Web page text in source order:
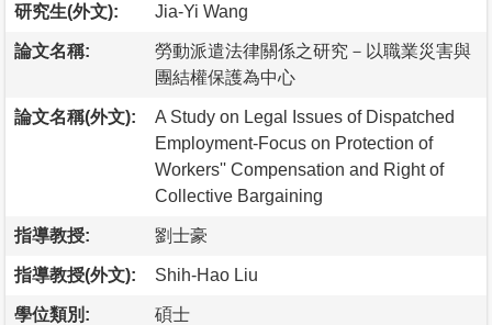
研究生(外文): Jia-Yi Wang
論文名稱:
勞動派遣法律關係之研究－以職業災害與
團結權保護為中心
論文名稱(外文):
A Study on Legal Issues of Dispatched
Employment-Focus on Protection of
Workers'' Compensation and Right of
Collective Bargaining
指導教授: 劉士豪
指導教授(外文): Shih-Hao Liu
學位類別: 碩士